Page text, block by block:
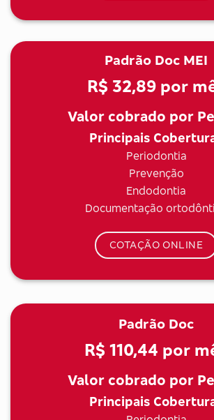
Padrão Doc MEI
R$ 32,89por
Valor cobrado por
Principais
Periodontia
Prevenção
Endodontia
Documentação
COTAÇÃO ONLINE
Padrão Doc
R$ 110,44 por
Valor cobrado por
Principais